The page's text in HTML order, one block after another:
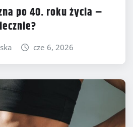
po 40. roku życia –
cze 6, 2026